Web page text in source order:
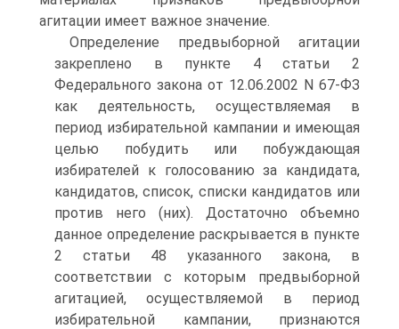
агитации имеет важное значение.
Определение предвыборной агитации
закреплено в пункте 4 статьи 2
Федерального закона от 12.06.2002 N 67-ФЗ
как деятельность, осуществляемая в
период избирательной кампании и имеющая
целью побудить или побуждающая
избирателей к голосованию за кандидата,
кандидатов, список, списки кандидатов или
против него (них). Достаточно объемно
данное определение раскрывается в пункте
2 статьи 48 указанного закона, в
соответствии с которым предвыборной
агитацией, осуществляемой в период
избирательной кампании, признаются